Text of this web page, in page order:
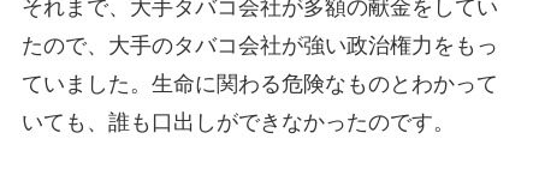
それまで、大手タバコ会社が多額の献金をしてい
たので、大手のタバコ会社が強い政治権力をもっ
ていました。生命に関わる危険なものとわかって
いても、誰も口出しができなかったのです。